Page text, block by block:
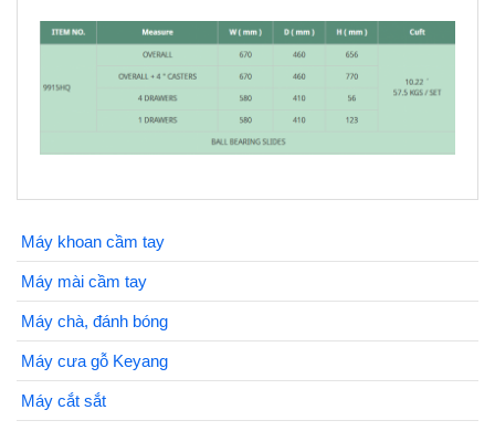
Máy khoan cầm tay
Máy mài cầm tay
Máy chà, đánh bóng
Máy cưa gỗ Keyang
Máy cắt sắt